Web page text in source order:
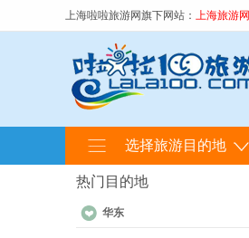
上海啦啦旅游网旗下网站： 上海旅游网
选择旅游目的地
热门目的地
华东